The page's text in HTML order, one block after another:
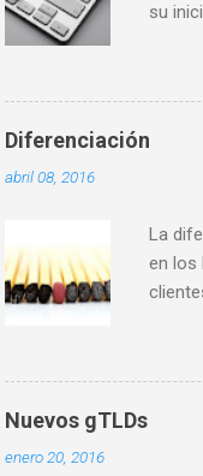
su
se
Diferenciación
abril 08, 2016
La
en los
Nuevos gTLDs
enero 20, 2016